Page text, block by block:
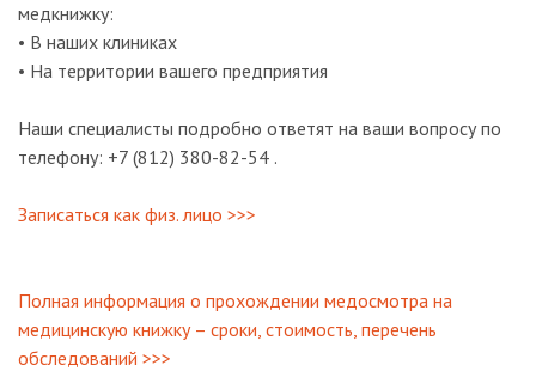
медкнижку:
• В наших клиниках
• На территории вашего предприятия
Наши специалисты подробно ответят на ваши вопросу по
телефону: +7 (812) 380-82-54 .
Записаться как физ. лицо >>>
Полная информация о прохождении медосмотра на
медицинскую книжку – сроки, стоимость, перечень
обследований >>>